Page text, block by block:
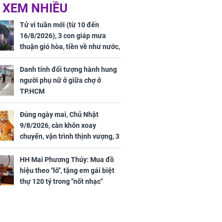
2026: Tăng
triệu
thúc, Mạnh Tử Nghĩa
đã vướng tranh luận
cuối
lịch, 3 con
phát Tài
trăm bề,
Phượng
trọn cơ
NHIỀU
Tử vi tuần mới (từ 10 đến
16/8/2026), 3 con giáp mưa
thuận gió hòa, tiền về như nước,
bạc vàng dư dả, Phú Quý Vinh
Hoa, vận trình khai sáng
Danh tính đối tượng hành hung
người phụ nữ ở giữa chợ ở
TP.HCM
Đúng ngày mai, Chủ Nhật
9/8/2026, càn khôn xoay
chuyển, vận trình thịnh vượng, 3
con giáp nhận phúc khí nhà trời,
tình tiền đỏ như son, vận may
hanh thông
HH Mai Phương Thúy: Mua đồ
hiệu theo "lô", tặng em gái biệt
thự 120 tỷ trong "nốt nhạc"